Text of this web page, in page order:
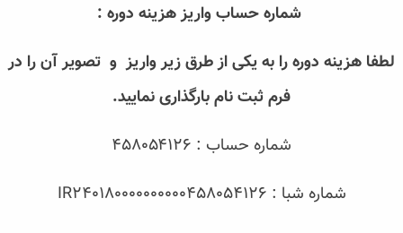
شماره حساب واریز هزینه دوره :
لطفا هزینه دوره را به یکی از طرق زیر واریز و تصویر آن را در
فرم ثبت نام بارگذاری نمایید.
شماره حساب : ۴۵۸۰۵۴۱۲۶
شماره شبا : IR240180000000000458054126